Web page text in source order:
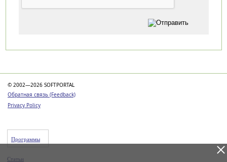
© 2002—2026 SOFTPORTAL
Обратная связь (Feedback)
Privacy Policy
Программы
Статьи